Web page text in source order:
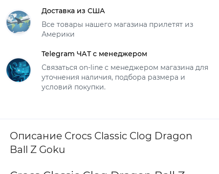
Доставка из США
Все товары нашего магазина прилетят из
Америки
Telegram ЧАТ с менеджером
Связаться on-line с менеджером магазина для
уточнения наличия, подбора размера и
условий покупки.
Описание Crocs Classic Clog Dragon
Ball Z Goku